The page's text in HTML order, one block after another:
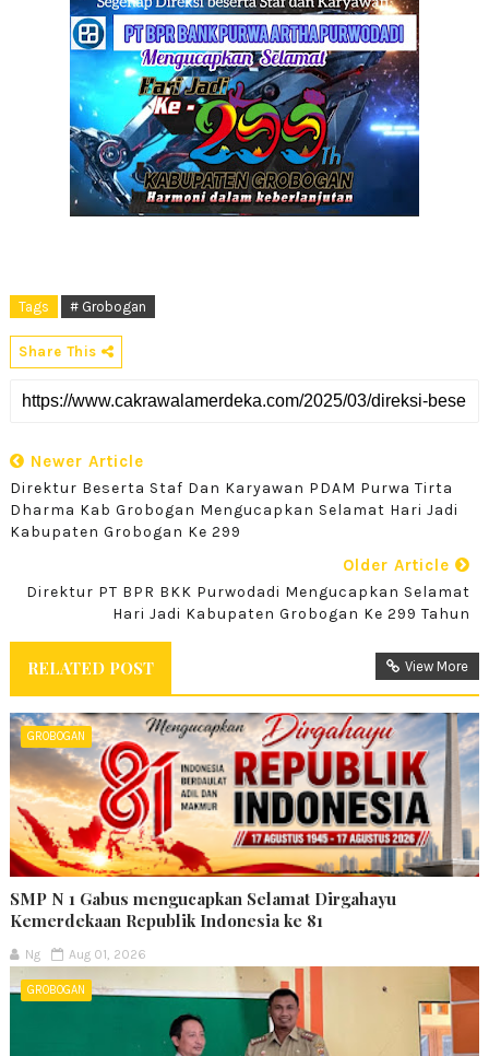
Tags # Grobogan
Share This
Newer Article
Direktur Beserta Staf Dan Karyawan PDAM Purwa Tirta
Dharma Kab Grobogan Mengucapkan Selamat Hari Jadi
Kabupaten Grobogan Ke 299
Older Article
Direktur PT BPR BKK Purwodadi Mengucapkan Selamat
Hari Jadi Kabupaten Grobogan Ke 299 Tahun
RELATED POST View More
GROBOGAN
SMP N 1 Gabus mengucapkan Selamat Dirgahayu
Kemerdekaan Republik Indonesia ke 81
Ng Aug 01, 2026
GROBOGAN